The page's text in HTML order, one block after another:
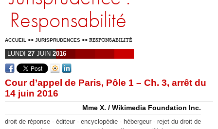
Responsabilité
ACCUEIL >> JURISPRUDENCES >> RESPONSABILITÉ
LUNDI 27 JUIN 2016
Cour d’appel de Paris, Pôle 1 – Ch. 3, arrêt du
14 juin 2016
Mme X. / Wikimedia Foundation Inc.
droit de réponse - éditeur - encyclopédie - hébergeur - rejet du droit de